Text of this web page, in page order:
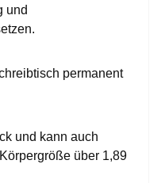
und
permanent
und kann auch
über 1,89